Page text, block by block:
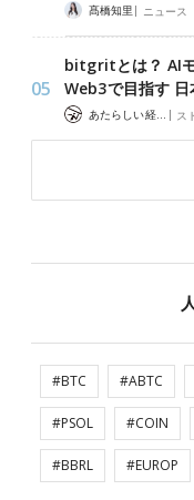
髙橋知里 | ニュース
bitgritとは？ AI
Web3で目指す
あたらしい経済 編集部 | ス
#BTC #ABTC
#PSOL #COIN
#BBRL #EUROP